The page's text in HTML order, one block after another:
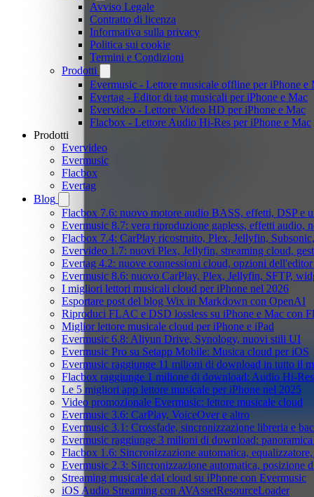
Avviso Legale
Contratto di licenza
Informativa sulla privacy
Politica sui cookie
Termini e Condizioni
Prodotti
Evermusic - Lettore musicale offline per iPhone e
Evertag - Editor di tag musicali per iPhone e Mac
Evervideo - Lettore Video HD per iPhone e Mac
Flacbox - Lettore Audio Hi-Res per iPhone e Mac
Prodotti
Evervideo
Evermusic
Flacbox
Evertag
Blog
Flacbox 7.6: nuovo motore audio BASS, effetti, DSP e
Evermusic 8.7: vera riproduzione gapless, effetti audio,
Flacbox 7.4: CarPlay ricostruito, Plex, Jellyfin,
Evervideo 1.7: nuovi Plex, Jellyfin, streaming cloud,
Evertag 4.2: nuove connessioni cloud, opzioni dell'editor
Evermusic 8.6: nuovo CarPlay, Plex, Jellyfin, SFTP,
I migliori lettori musicali cloud per iPhone nel 2026
Esportare post del blog Wix in Markdown con OpenAI
Riproduci FLAC e DSD lossless su iPhone e Mac con
Miglior lettore musicale cloud per iPhone e iPad
Evermusic 6.8: Aliyun Drive, Synology, nuovi stili UI
Evermusic Pro su Setapp Mobile: Musica cloud per iOS
Evermusic raggiunge 11 milioni di download in tutto il
Flacbox raggiunge 1 milione di download: Audio Hi-Res
Le 5 migliori app lettore musicale per iPhone nel 2025
Video promozionale Evermusic: lettore musicale cloud
Evermusic 3.6: CarPlay, VoiceOver e altro
Evermusic 3.1: Crossfade, sincronizzazione libreria e
Evermusic raggiunge 3 milioni di download:
Flacbox 1.6: Sincronizzazione automatica,
Evermusic 2.3: Sincronizzazione automatica, posizione
Streaming musicale dal cloud su iPhone con Evermusic
iOS Audio Streaming con AVAssetResourceLoader